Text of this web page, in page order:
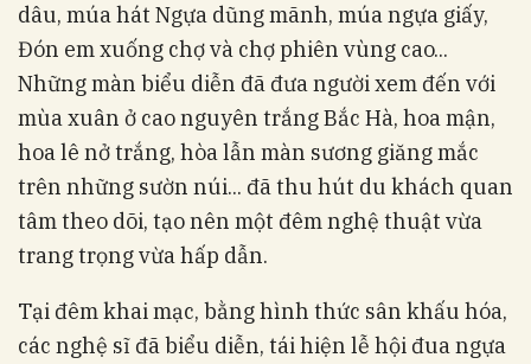
dâu, múa hát Ngựa dũng mãnh, múa ngựa giấy,
Đón em xuống chợ và chợ phiên vùng cao...
Những màn biểu diễn đã đưa người xem đến với
mùa xuân ở cao nguyên trắng Bắc Hà, hoa mận,
hoa lê nở trắng, hòa lẫn màn sương giăng mắc
trên những sườn núi... đã thu hút du khách quan
tâm theo dõi, tạo nên một đêm nghệ thuật vừa
trang trọng vừa hấp dẫn.
Tại đêm khai mạc, bằng hình thức sân khấu hóa,
các nghệ sĩ đã biểu diễn, tái hiện lễ hội đua ngựa